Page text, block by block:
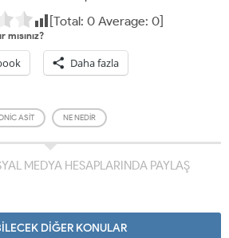
[Total: 0Average: 0]
Daha fazla
ASIT NE NEDIR
MEDYA HESAPLARINDA PAYLAŞ
DİĞER KONULAR